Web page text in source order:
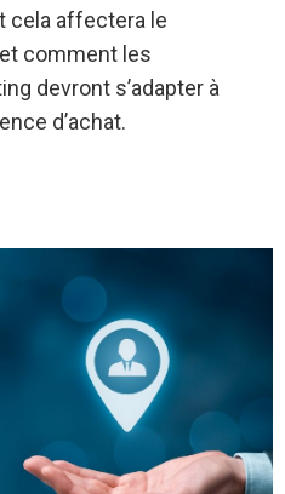
cela affectera le
comment les
devront s’adapter à
d’achat.